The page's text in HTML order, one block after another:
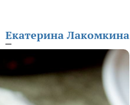
Екатерина Лакомкина